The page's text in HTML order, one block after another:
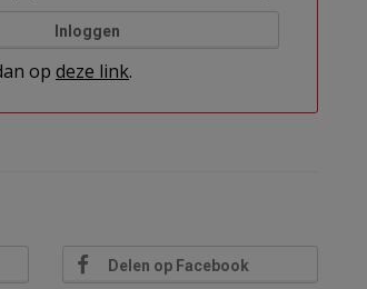
Inloggen
op deze link.
Delen op Facebook